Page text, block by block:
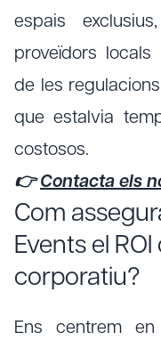
espais
proveïdors
de les
que estalvia
costosos.
👉Contacta els
Com
Events el
corporatiu?
Ens centrem